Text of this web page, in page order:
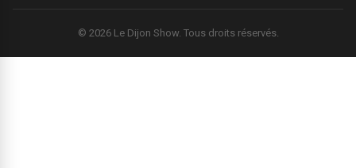
© 2026 Le Dijon Show. Tous droits réservés.